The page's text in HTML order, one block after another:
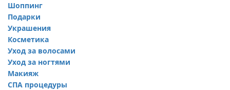
Шоппинг
Подарки
Украшения
Косметика
Уход за волосами
Уход за ногтями
Макияж
СПА процедуры